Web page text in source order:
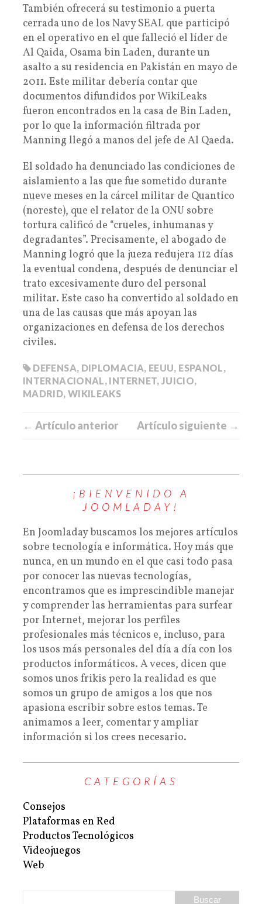
También ofrecerá su testimonio a puerta
cerrada uno de los Navy SEAL que participó
en el operativo en el que falleció el líder de
Al Qaida, Osama bin Laden, durante un
asalto a su residencia en Pakistán en mayo de
2011. Este militar debería contar que
documentos difundidos por WikiLeaks
fueron encontrados en la casa de Bin Laden,
por lo que la información filtrada por
Manning llegó a manos del jefe de Al Qaeda.
El soldado ha denunciado las condiciones de
aislamiento a las que fue sometido durante
nueve meses en la cárcel militar de Quantico
(noreste), que el relator de la ONU sobre
tortura calificó de “crueles, inhumanas y
degradantes”. Precisamente, el abogado de
Manning logró que la jueza redujera 112 días
la eventual condena, después de denunciar el
trato excesivamente duro del personal
militar. Este caso ha convertido al soldado en
una de las causas que más apoyan las
organizaciones en defensa de los derechos
civiles.
DEFENSA, DIPLOMACIA, EEUU, ESPANOL,
INTERNACIONAL, INTERNET,JUICIO,
MADRID, WIKILEAKS
← Artículo anterior Artículo siguiente →
¡BIENVENIDO A
JOOMLADAY!
En Joomladay buscamos los mejores artículos
sobre tecnología e informática. Hoy más que
nunca, en un mundo en el que casi todo pasa
por conocer las nuevas tecnologías,
encontramos que es imprescindible manejar
y comprender las herramientas para surfear
por Internet, mejorar los perfiles
profesionales más técnicos e, incluso, para
los usos más personales del día a día con los
productos informáticos. A veces, dicen que
somos unos frikis pero la realidad es que
somos un grupo de amigos a los que nos
apasiona escribir sobre estos temas. Te
animamos a leer, comentar y ampliar
información si los crees necesario.
CATEGORÍAS
Consejos
Plataformas en Red
Productos Tecnológicos
Videojuegos
Web